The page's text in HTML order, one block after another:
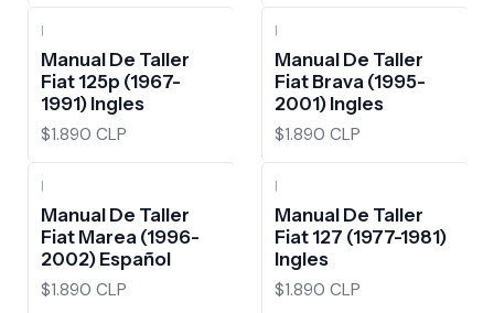
|
Manual De Taller
Fiat 125p (1967-
1991) Ingles
$1.890 CLP
|
Manual De Taller
Fiat Brava (1995-
2001) Ingles
$1.890 CLP
|
Manual De Taller
Fiat Marea (1996-
2002) Español
$1.890 CLP
|
Manual De Taller
Fiat 127 (1977-1981)
Ingles
$1.890 CLP